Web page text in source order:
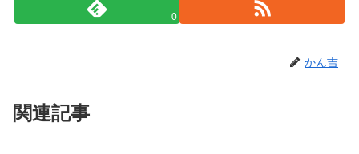
0
かん吉
関連記事